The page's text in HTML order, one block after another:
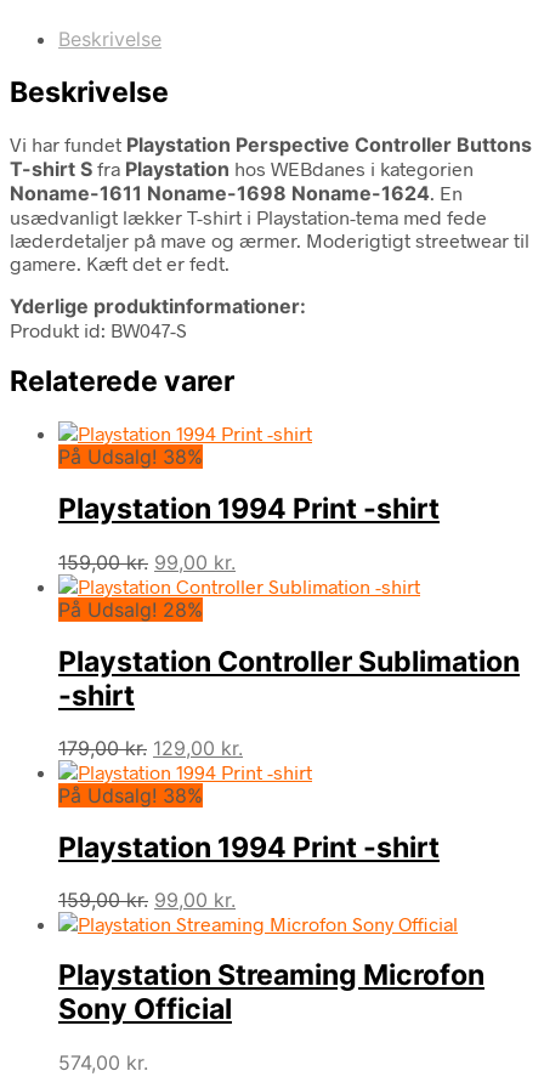
Beskrivelse
Beskrivelse
Vi har fundet Playstation Perspective Controller Buttons
T-shirt S fra Playstation hos WEBdanes i kategorien
Noname-1611 Noname-1698 Noname-1624. En
usædvanligt lækker T-shirt i Playstation-tema med fede
læderdetaljer på mave og ærmer. Moderigtigt streetwear til
gamere. Kæft det er fedt.
Yderlige produktinformationer:
Produkt id: BW047-S
Relaterede varer
På Udsalg! 38%
Playstation 1994 Print -shirt
159,00kr. Den
oprindelige
pris
159,00 kr..
99,00 kr.
aktuelle
99,00 kr..
På Udsalg! 28%
Playstation Controller Sublimation
-shirt
179,00kr. Den
oprindelige
pris
179,00 kr..
129,00 kr.
aktuelle
129,00 kr..
På Udsalg! 38%
Playstation 1994 Print -shirt
159,00kr. Den
oprindelige
var:
159,00 kr..
99,00 kr.
aktuelle
er:
99,00 kr..
Playstation Streaming Microfon
Sony Official
574,00 kr.